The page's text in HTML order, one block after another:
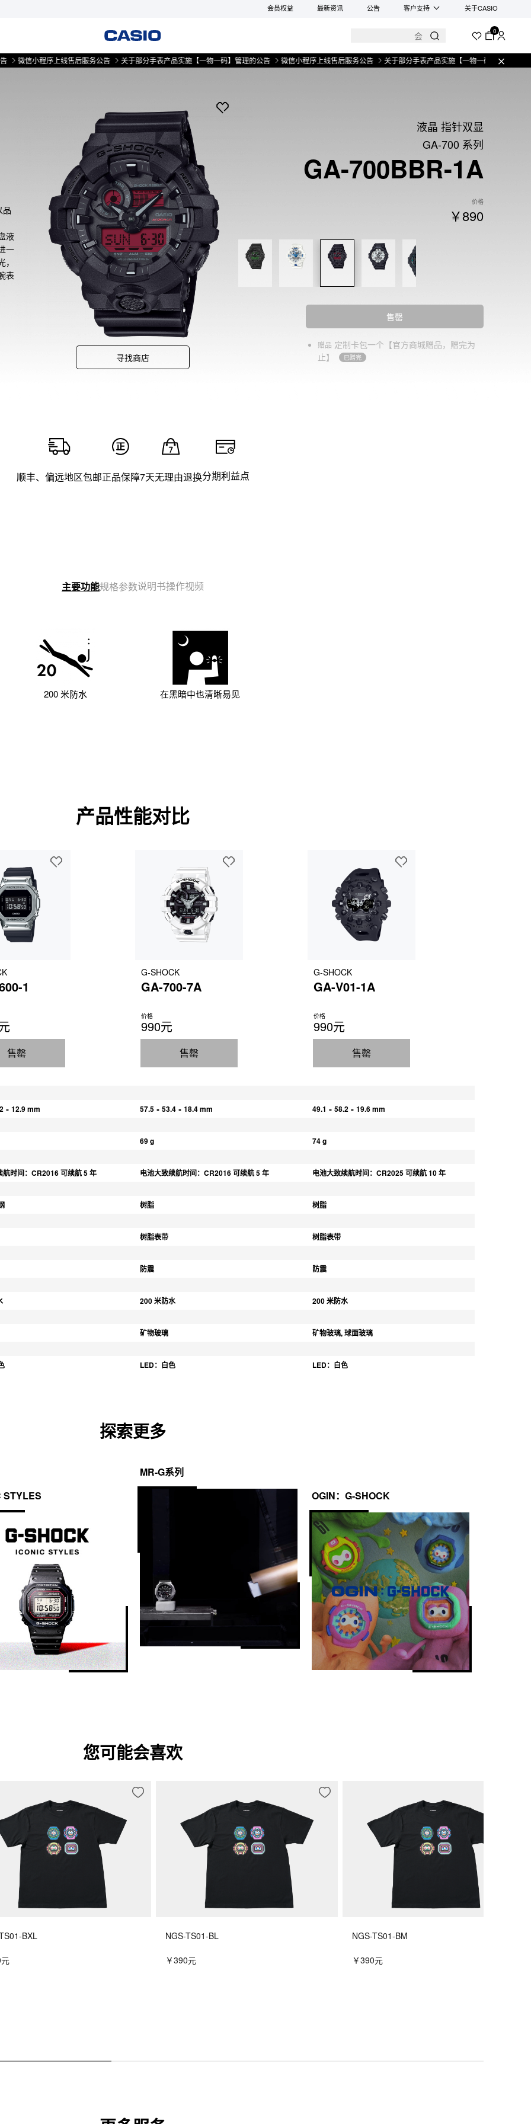
会员权益 最新资讯 公告 客户支持 关于CASIO
0
小程序上线售后服务公告 关于部分手表产品实施【一物一码】管理的公告 微信小程序上线售后服务公告 关于部分手表产品实施【一物一码】管理的公告
品
液
一
表
寻找商店
液晶 指针双显
GA-700 系列
GA-700BBR-1A
价格
￥890
售罄
赠品 定制卡包一个【官方商城赠品，赠完为
止】
已赠完
顺丰、偏远地区包邮正品保障7天无理由退换分期利益点
主要功能规格参数说明书操作视频
200 米防水 在黑暗中也清晰易见
产品性能对比
1
售罄
G-SHOCK
GA-700-7A
价格
990元
售罄
G-SHOCK
GA-V01-1A
价格
990元
售罄
× 12.9 mm 57.5 × 53.4 × 18.4 mm 49.1 × 58.2 × 19.6 mm
69 g 74 g
航时间：CR2016 可续航 5 年 电池大致续航时间：CR2016 可续航 5 年 电池大致续航时间：CR2025 可续航 10 年
树脂 树脂
树脂表带 树脂表带
防震 防震
200 米防水 200 米防水
矿物玻璃 矿物玻璃, 球面玻璃
LED：白色 LED：白色
探索更多
STYLES
MR-G系列
OGIN：G-SHOCK
您可能会喜欢
BXL NGS-TS01-BL
￥390元
NGS-TS01-BM
￥390元